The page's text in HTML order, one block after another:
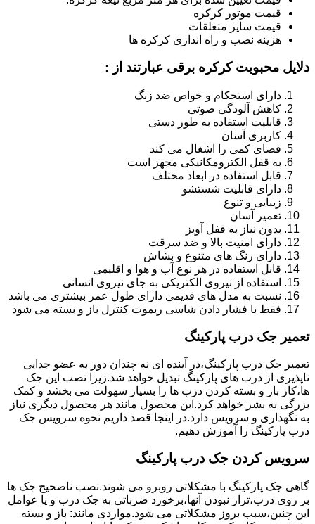
قیمت موتور کرکره
قیمت سایر متعلقات
هزینه نصب و راه اندازی کرکره ها
دلایل محبوبت کرکره برقی عبارتند از :
دارای استحکام و خواص ضد زنگ
کاهش آلودگی صوتی
قابلیت استفاده به طور دستی
کاربری آسان
فضای کمی را اشغال می کند
به قفل الکترومکانیکی مجهز است
قابل استفاده در ابعاد مختلف
دارای قابلیت شستشو
زیبایی و تنوع
تعمیر آسان
بدون نیاز به قفل آویز
دارای امنیت بالا و ضد سرقت
دارای رنگ های متنوع و بشاش
قابل استفاده در هر نوع آب و هوا و اقلیمی
استفاده از نیروی الکتریکی به جای نیروی انسانی
نسبت به مدل های قدیمی دارای طول عمر بیشتری می باشد
فقط با فشار دادن شاسی ریموت کنترل باز و بسته می شود
تعمیر جک درب پارکینگ
تعمیر جک درب پارکینگ،در آینده ای نه چندان دور به عضو جدایی
ناپذیری از درب های پارکینگ تبدیل خواهد شد.زیرا نصب این جک
ها،کار باز و بسته کردن درب ها را بسیار سهولت می بخشد و کمک
بزرگی به بشر خواهد کرد.این محصول مانند هر محصول دیگری نیاز
به نگهداری و سرویس دارد.در اینجا قصد داریم نحوه سرویس جک
درب پارکینگ را آموزش دهیم.
سرویس کردن جک درب پارکینگ
گاهی جک پارکینگ با مشکلاتی روبرو می شوند.نصب ناصحیح جک ها
بر روی درب،تراز نبودن آنها،برخورد ضرباتی به جک درب و یا عوامل
این چنین،سبب بروز مشکلاتی می شود.مواردی مانند: باز و بسته